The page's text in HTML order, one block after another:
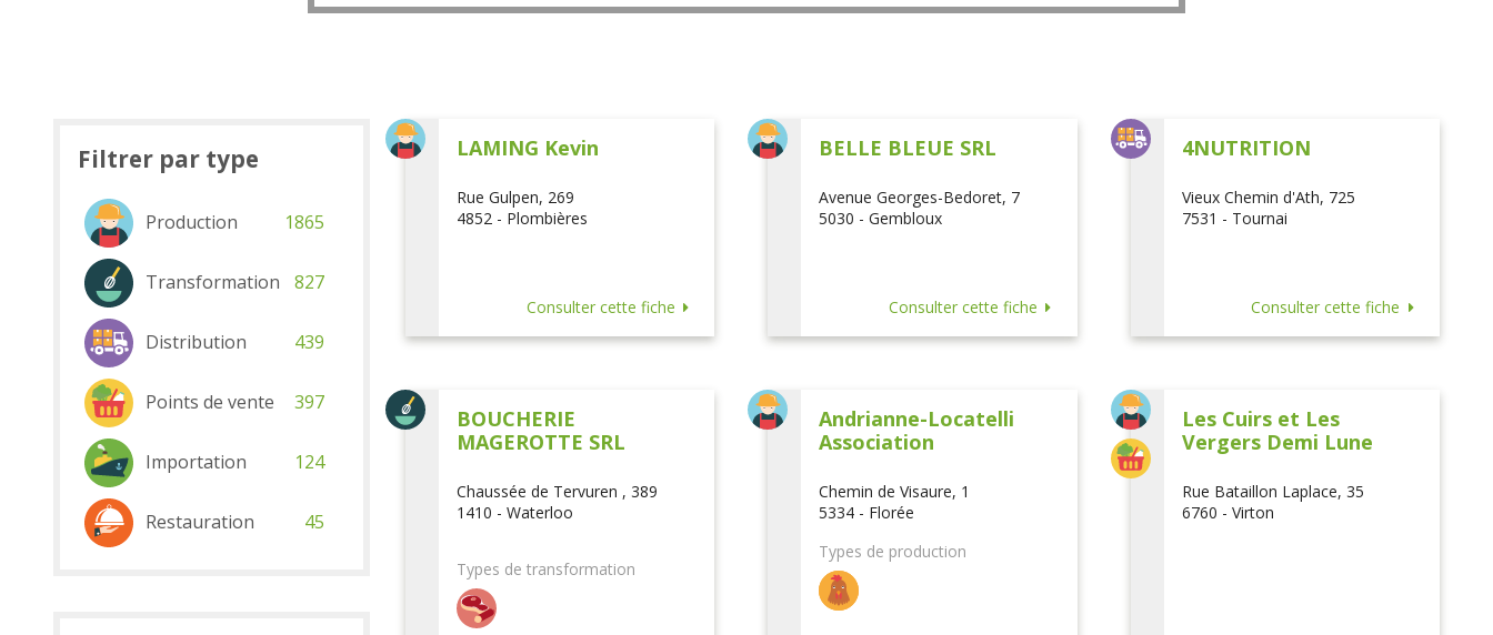
LAMING Kevin
Rue Gulpen, 269
4852 - Plombières
Consulter cette fiche
BELLE BLEUE SRL
Avenue Georges-Bedoret, 7
5030 - Gembloux
Consulter cette fiche
4NUTRITION
Vieux Chemin d'Ath, 725
7531 - Tournai
Consulter cette fiche
BOUCHERIE
MAGEROTTE SRL
Chaussée de Tervuren , 389
1410 - Waterloo
Types de transformation
Andrianne-Locatelli
Association
Chemin de Visaure, 1
5334 - Florée
Types de production
Les Cuirs et Les
Vergers Demi Lune
Rue Bataillon Laplace, 35
6760 - Virton
Filtrer par type
Production 1865
Transformation 827
Distribution 439
Points de vente 397
Importation 124
Restauration 45